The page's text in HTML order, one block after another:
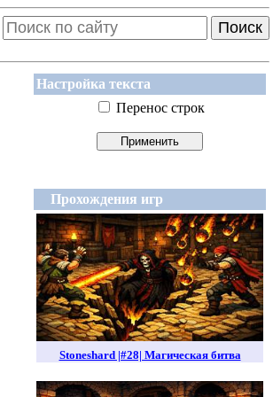
Поиск
Настройка текста
Перенос строк
Прохождения игр
Stoneshard |#28| Магическая битва